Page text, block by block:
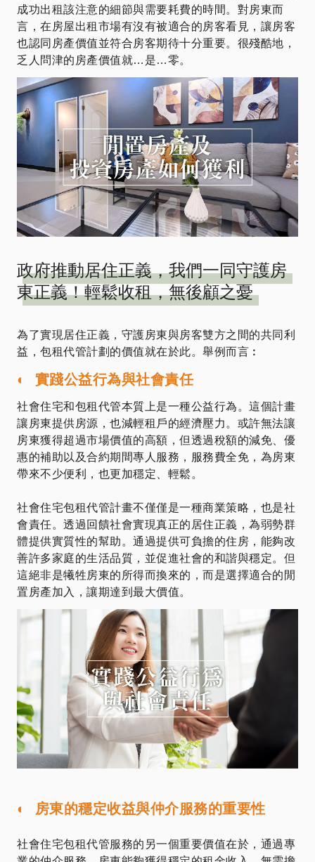
成功出租該注意的細節與需要耗費的時間。對房東而
言，在房屋出租市場有沒有被適合的房客看見，讓房客
也認同房產價值並符合房客期待十分重要。很殘酷地，
乏人問津的房產價值就…是…零。
政府推動居住正義，我們一同守護房
東正義！輕鬆收租，無後顧之憂
為了實現居住正義，守護房東與房客雙方之間的共同利
益，包租代管計劃的價值就在於此。舉例而言︰
◐ 實踐公益行為與社會責任
社會住宅和包租代管本質上是一種公益行為。這個計畫
讓房東提供房源，也減輕租戶的經濟壓力。或許無法讓
房東獲得超過市場價值的高額，但透過稅額的減免、優
惠的補助以及合約期間專人服務，服務費全免，為房東
帶來不少便利，也更加穩定、輕鬆。
社會住宅包租代管計畫不僅僅是一種商業策略，也是社
會責任。透過回饋社會實現真正的居住正義，為弱勢群
體提供實質性的幫助。通過提供可負擔的住房，能夠改
善許多家庭的生活品質，並促進社會的和諧與穩定。但
這絕非是犧牲房東的所得而換來的，而是選擇適合的閒
置房產加入，讓期達到最大價值。
◐ 房東的穩定收益與仲介服務的重要性
社會住宅包租代管服務的另一個重要價值在於，通過專